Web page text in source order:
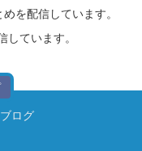
を配信しています。
ています。
ブログ